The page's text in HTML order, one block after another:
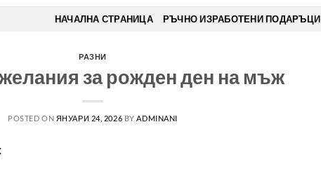
НАЧАЛНА СТРАНИЦА РЪЧНО ИЗРАБОТЕНИ ПОДАРЪЦИ
РАЗНИ
за рожден ден на мъж
POSTED ON ЯНУАРИ 24, 2026 BY ADMINANI